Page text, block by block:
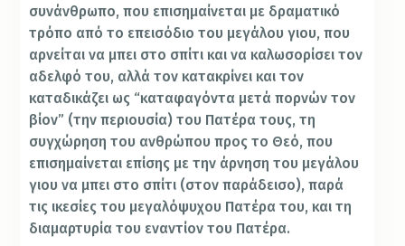
συνάνθρωπο, που επισημαίνεται με δραματικό
τρόπο από το επεισόδιο του μεγάλου γιου, που
αρνείται να μπει στο σπίτι και να καλωσορίσει τον
αδελφό του, αλλά τον κατακρίνει και τον
καταδικάζει ως “καταφαγόντα μετά πορνών τον
βίον” (την περιουσία) του Πατέρα τους, τη
συγχώρηση του ανθρώπου προς το Θεό, που
επισημαίνεται επίσης με την άρνηση του μεγάλου
γιου να μπει στο σπίτι (στον παράδεισο), παρά
τις ικεσίες του μεγαλόψυχου Πατέρα του, και τη
διαμαρτυρία του εναντίον του Πατέρα.